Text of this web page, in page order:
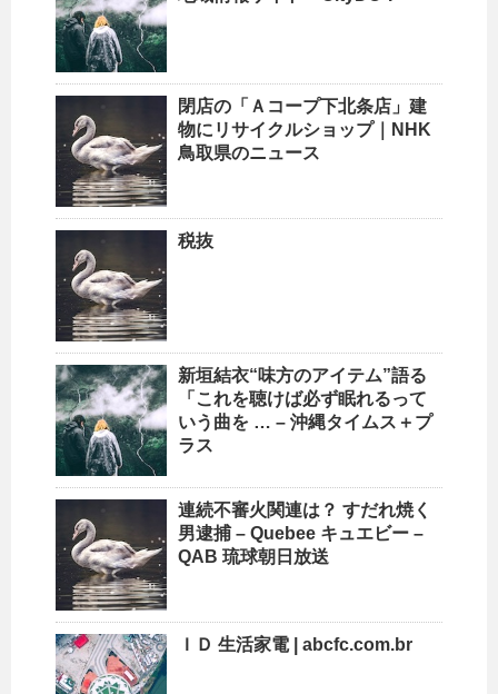
閉店の「Ａコープ下北条店」建
物に リサイクルショップ｜NHK
鳥取県のニュース
税抜
新垣結衣“味方のアイテム”語る
「これを聴けば必ず眠れるって
いう曲を … – 沖縄タイムス＋プ
ラス
連続不審火関連は？ すだれ焼く
男逮捕 – Quebee キュエビー –
QAB 琉球朝日放送
ＩＤ 生活家電 | abcfc.com.br